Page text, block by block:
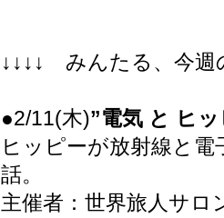
↓↓↓↓ みんたる、今
●2/11(木)”電気 と ヒ
ヒッピーが放射線と電
話。
主催者：世界旅人サ